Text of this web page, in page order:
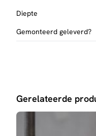
Diepte
Gemonteerd geleverd?
Gerelateerde